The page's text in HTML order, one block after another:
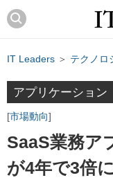
IT Leaders ＞ テクノロ
アプリケーション
市場動向
SaaS業務ア
が4年で3倍